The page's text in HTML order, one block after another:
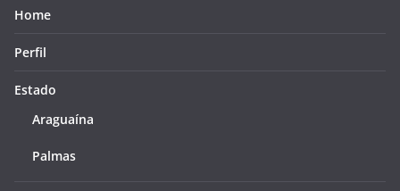
Home
Perfil
Estado
Araguaína
Palmas